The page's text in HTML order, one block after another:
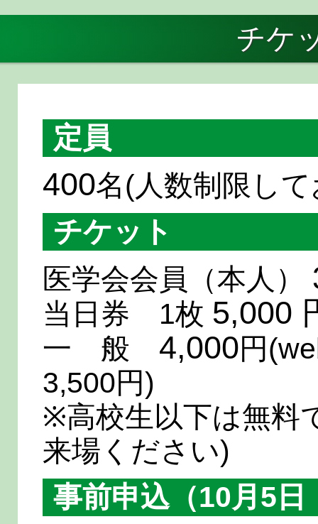
チケ
定員
400名(人数制限し
チケット
医学会会員（本人）
当日券 1枚 5,000
一 般 4,000円
3,500円)
※高校生以下は無料
来場ください)
事前申込（10月5